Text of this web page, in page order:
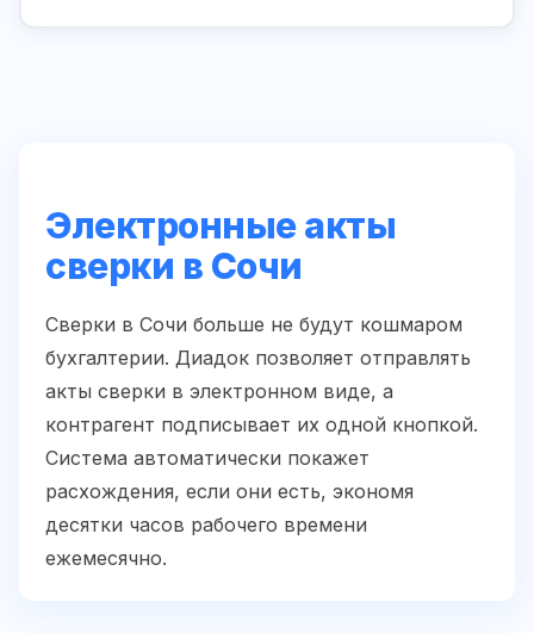
Электронные акты
сверки в Сочи
Сверки в Сочи больше не будут кошмаром
бухгалтерии. Диадок позволяет отправлять
акты сверки в электронном виде, а
контрагент подписывает их одной кнопкой.
Система автоматически покажет
расхождения, если они есть, экономя
десятки часов рабочего времени
ежемесячно.